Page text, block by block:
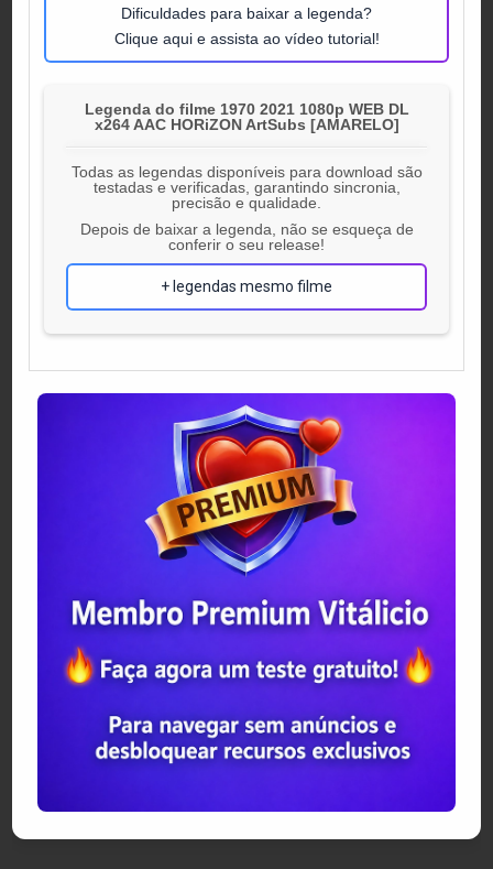
Dificuldades para baixar a legenda?
Clique aqui e assista ao vídeo tutorial!
Legenda do filme 1970 2021 1080p WEB DL
x264 AAC HORiZON ArtSubs [AMARELO]
Todas as legendas disponíveis para download são
testadas e verificadas, garantindo sincronia,
precisão e qualidade.
Depois de baixar a legenda, não se esqueça de
conferir o seu release!
+ legendas mesmo filme